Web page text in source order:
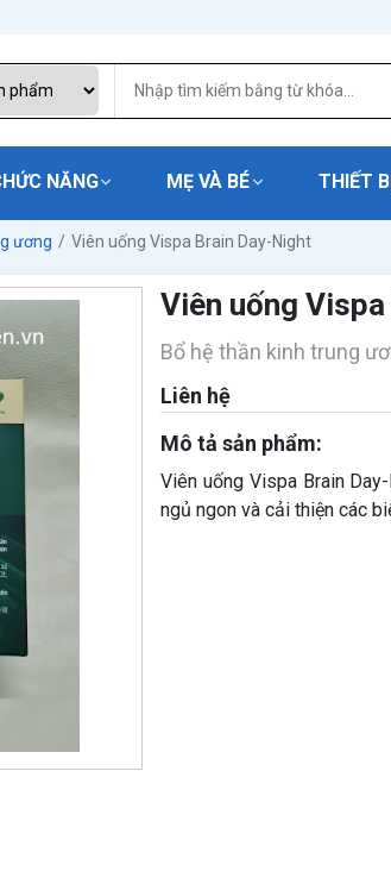
NĂNG MẸ VÀ BÉ THIẾT
ương Viên uống Vispa Brain Day-Night
Viên uống
Bổ hệ thần kinh trung
Liên hệ
Mô tả sản phẩm:
Viên uống Vispa Brain
ngủ ngon và cải thiện các